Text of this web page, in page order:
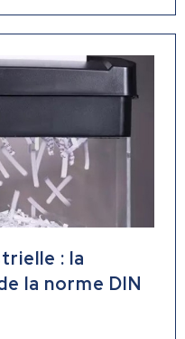
: la
la norme DIN